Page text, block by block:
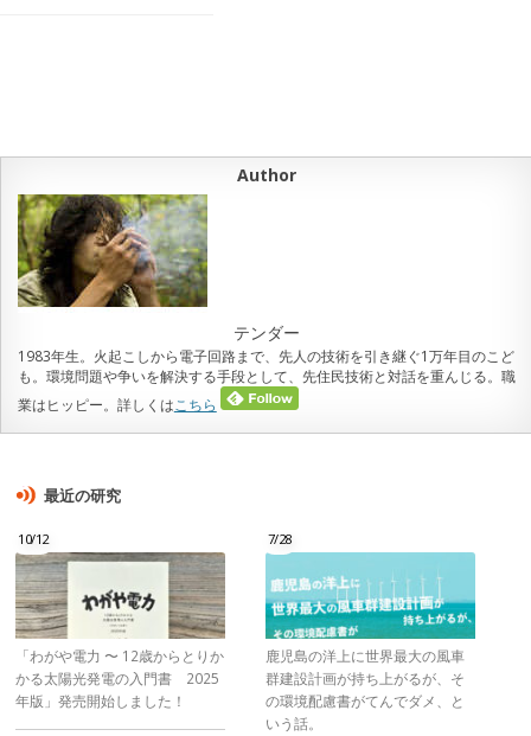
Author
テンダー
1983年生。火起こしから電子回路まで、先人の技術を引き継ぐ1万年目のこど
も。環境問題や争いを解決する手段として、先住民技術と対話を重んじる。職
業はヒッピー。詳しくは こちら
最近の研究
10/12
「わがや電力 〜 12歳からとりか
かる太陽光発電の入門書 2025
年版」発売開始しました！
7/28
鹿児島の洋上に世界最大の風車
群建設計画が持ち上がるが、そ
の環境配慮書がてんでダメ、と
いう話。